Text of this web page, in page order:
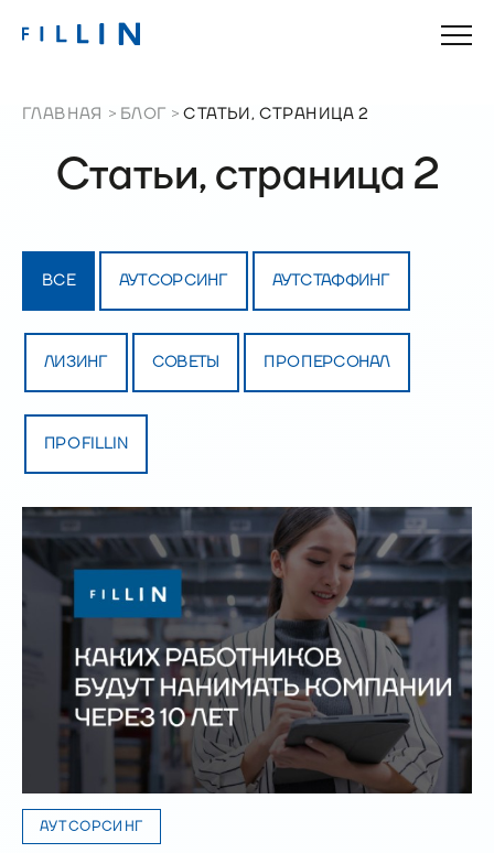
ГЛАВНАЯ БЛОГ СТАТЬИ, СТРАНИЦА 2
Статьи, страница 2
ВСЕ АУТСОРСИНГ АУТСТАФФИНГ
ЛИЗИНГ СОВЕТЫ ПРО ПЕРСОНАЛ
ПРО FILLIN
АУТСОРСИНГ